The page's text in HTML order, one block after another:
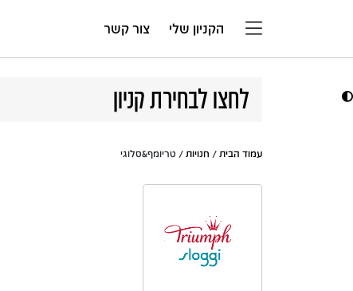
הקניון שלי צור קשר
לחצו לבחירת קניון
עמוד הבית / חנויות / טריומף&סלוגי